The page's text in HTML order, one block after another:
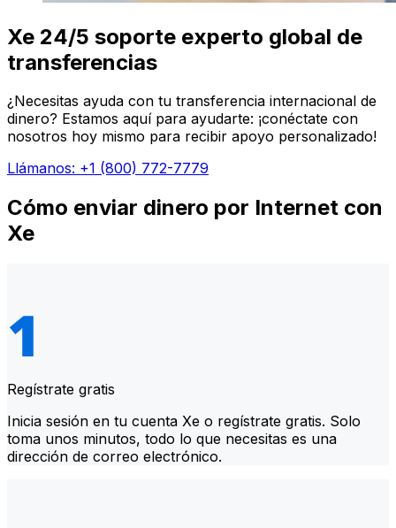
Xe 24/5 soporte experto global de
transferencias
¿Necesitas ayuda con tu transferencia internacional de
dinero? Estamos aquí para ayudarte: ¡conéctate con
nosotros hoy mismo para recibir apoyo personalizado!
Llámanos: +1 (800) 772-7779
Cómo enviar dinero por Internet con
Xe
Regístrate gratis
Inicia sesión en tu cuenta Xe o regístrate gratis. Solo
toma unos minutos, todo lo que necesitas es una
dirección de correo electrónico.